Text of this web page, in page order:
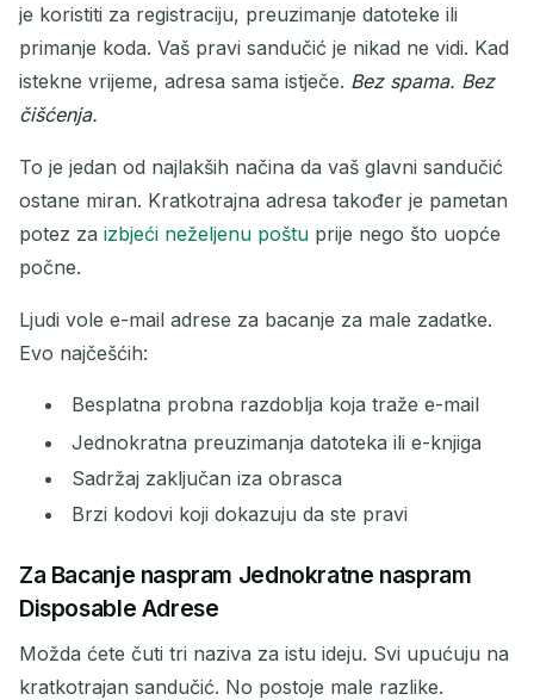
Kopiraj QR
Osvježi
POŠILJATELJ
Čekanje na dolazne e-poruke...
je koristiti za registraciju, preuzimanje datoteke ili
primanje koda. Vaš pravi sandučić je nikad ne vidi. Kad
istekne vrijeme, adresa sama istječe. Bez spama. Bez
čišćenja.
To je jedan od najlakših načina da vaš glavni sandučić
ostane miran. Kratkotrajna adresa također je pametan
potez za izbjeći neželjenu poštu prije nego što uopće
počne.
Ljudi vole e-mail adrese za bacanje za male zadatke.
Evo najčešćih:
Besplatna probna razdoblja koja traže e-mail
Jednokratna preuzimanja datoteka ili e-knjiga
Sadržaj zaključan iza obrasca
Brzi kodovi koji dokazuju da ste pravi
Za Bacanje naspram Jednokratne naspram
Disposable Adrese
Možda ćete čuti tri naziva za istu ideju. Svi upućuju na
kratkotrajan sandučić. No postoje male razlike.